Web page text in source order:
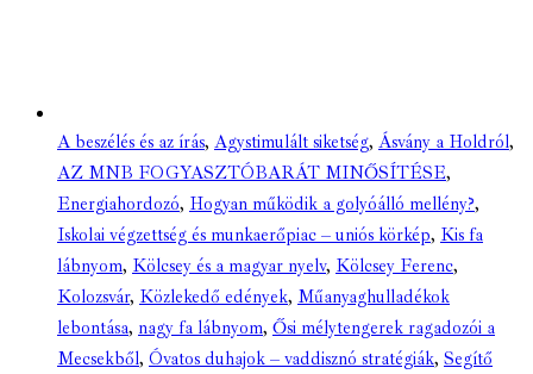
A beszélés és az írás, Agystimulált siketség, Ásvány a Holdról,
AZ MNB FOGYASZTÓBARÁT MINŐSÍTÉSE,
Energiahordozó, Hogyan működik a golyóálló mellény?,
Iskolai végzettség és munkaerőpiac – uniós körkép, Kis fa
lábnyom, Kölcsey és a magyar nyelv, Kölcsey Ferenc,
Kolozsvár, Közlekedő edények, Műanyaghulladékok
lebontása, nagy fa lábnyom, Ősi mélytengerek ragadozói a
Mecsekből, Óvatos duhajok – vaddisznó stratégiák, Segítő